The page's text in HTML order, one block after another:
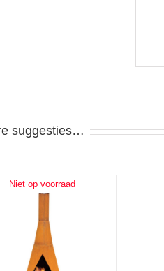
suggesties…
Niet op voorraad